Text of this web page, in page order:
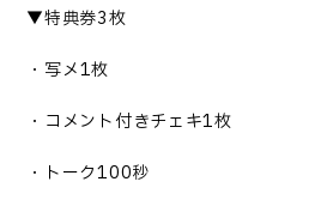
▼特典券3枚
・写メ1枚
・コメント付きチェキ1枚
・トーク100秒